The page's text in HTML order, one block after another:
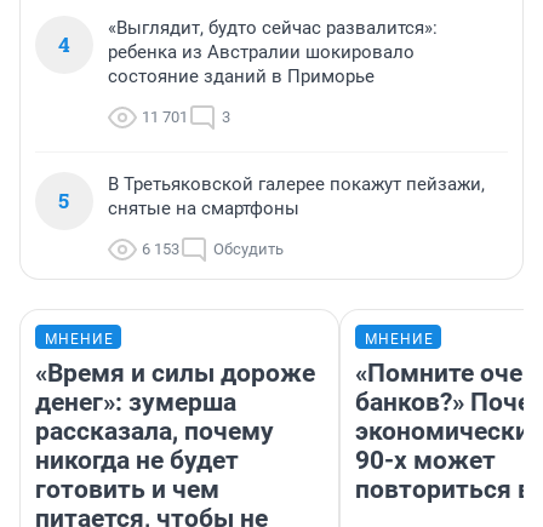
4
«Выглядит, будто сейчас развалится»:
ребенка из Австралии шокировало
состояние зданий в Приморье
11 701 3
5
В Третьяковской галерее покажут пейзажи,
снятые на смартфоны
6 153 Обсудить
МНЕНИЕ
«Время и силы дороже
денег»: зумерша
рассказала, почему
никогда не будет
готовить и чем
питается, чтобы не
МНЕНИЕ
«Помните
банков?»
90-х может
повториться